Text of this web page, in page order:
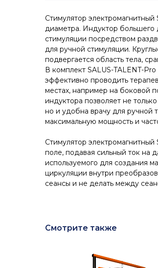
Стимулятор
диаметра. Индуктор большего
стимуляции посредством
для ручной стимуляции.
подвергается область тела,
В комплект SALUS-TALENT-
эффективно проводить
местах, например на боковой
индуктора позволяет не
но и удобна врачу для ручной
максимальную мощность и
Стимулятор
поле, подавая сильный ток на
используемого для создания
циркуляции внутри
сеансы и не делать между
Смотрите также